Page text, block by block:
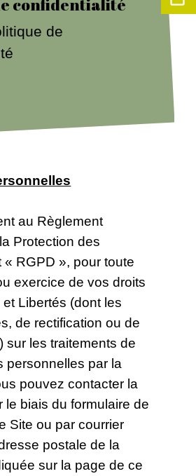
confidentialité
de
au Règlement
Protection des
« RGPD », pour toute
exercice de vos droits
Libertés (dont les
de rectification ou de
sur les traitements de
personnelles par la
pouvez contacter la
le biais du formulaire de
Site ou par courrier
postale de la
sur la page de ce